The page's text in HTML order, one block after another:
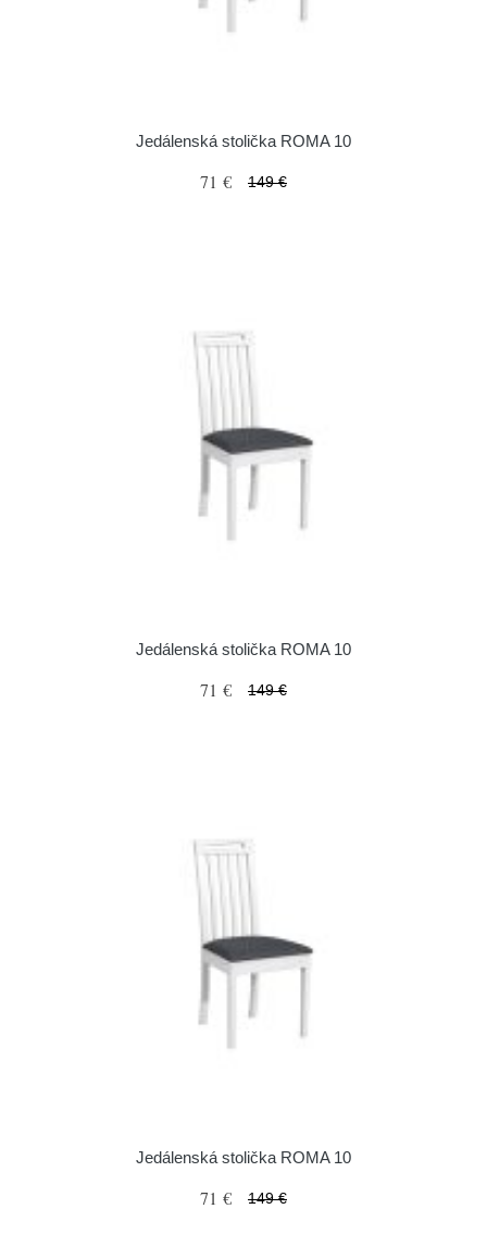
Jedálenská stolička ROMA 10
71 € 149 €
Jedálenská stolička ROMA 10
71 € 149 €
Jedálenská stolička ROMA 10
71 € 149 €